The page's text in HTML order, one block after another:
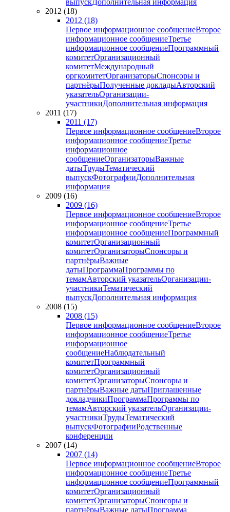
выпускДополнительная информация
2012 (18)
2012 (18)
Первое информационное сообщениеВторое
информационное сообщениеТретье
информационное сообщениеПрограммный
комитетОрганизационный
комитетМеждународный
оргкомитетОрганизаторыСпонсоры и
партнёрыПолученные докладыАвторский
указательОрганизации-
участникиДополнительная информация
2011 (17)
2011 (17)
Первое информационное сообщениеВторое
информационное сообщениеТретье
информационное
сообщениеОрганизаторыВажные
датыТрудыТематический
выпускФотографииДополнительная
информация
2009 (16)
2009 (16)
Первое информационное сообщениеВторое
информационное сообщениеТретье
информационное сообщениеПрограммный
комитетОрганизационный
комитетОрганизаторыСпонсоры и
партнёрыВажные
датыПрограммаПрограммы по
темамАвторский указательОрганизации-
участникиТематический
выпускДополнительная информация
2008 (15)
2008 (15)
Первое информационное сообщениеВторое
информационное сообщениеТретье
информационное
сообщениеНаблюдательный
комитетПрограммный
комитетОрганизационный
комитетОрганизаторыСпонсоры и
партнёрыВажные датыПриглашенные
докладчикиПрограммаПрограммы по
темамАвторский указательОрганизации-
участникиТрудыТематический
выпускФотографииРодственные
конференции
2007 (14)
2007 (14)
Первое информационное сообщениеВторое
информационное сообщениеТретье
информационное сообщениеПрограммный
комитетОрганизационный
комитетОрганизаторыСпонсоры и
партнёрыВажные датыПрограмма